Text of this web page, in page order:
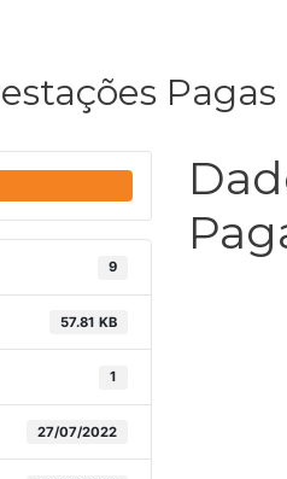
9
57.81 KB
1
27/07/2022